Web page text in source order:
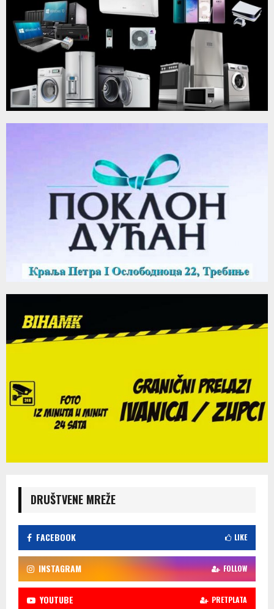
DRUŠTVENE MREŽE
FACEBOOK LIKE
INSTAGRAM FOLLOW
YOUTUBE PRETPLATA